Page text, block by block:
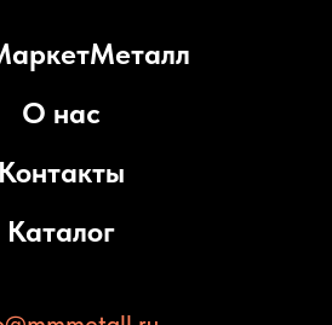
О нас
Контакты
Каталог